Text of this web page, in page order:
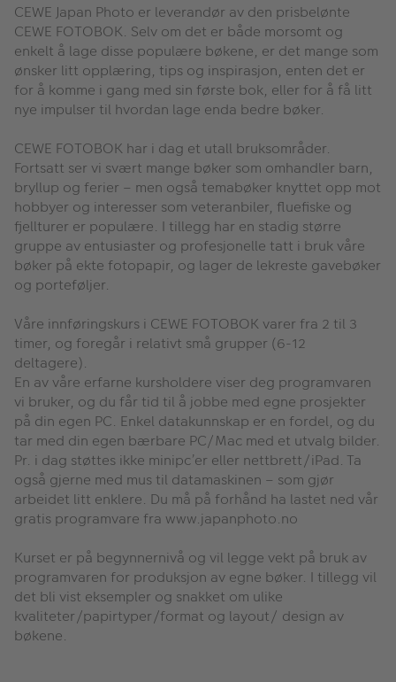
CEWE Japan Photo er leverandør av den prisbelønte
CEWE FOTOBOK. Selv om det er både morsomt og
enkelt å lage disse populære bøkene, er det mange som
ønsker litt opplæring, tips og inspirasjon, enten det er
for å komme i gang med sin første bok, eller for å få litt
nye impulser til hvordan lage enda bedre bøker.
CEWE FOTOBOK har i dag et utall bruksområder.
Fortsatt ser vi svært mange bøker som omhandler barn,
bryllup og ferier – men også temabøker knyttet opp mot
hobbyer og interesser som veteranbiler, fluefiske og
fjellturer er populære. I tillegg har en stadig større
gruppe av entusiaster og profesjonelle tatt i bruk våre
bøker på ekte fotopapir, og lager de lekreste gavebøker
og porteføljer.
Våre innføringskurs i CEWE FOTOBOK varer fra 2 til 3
timer, og foregår i relativt små grupper (6-12
deltagere).
En av våre erfarne kursholdere viser deg programvaren
vi bruker, og du får tid til å jobbe med egne prosjekter
på din egen PC. Enkel datakunnskap er en fordel, og du
tar med din egen bærbare PC/Mac med et utvalg bilder.
Pr. i dag støttes ikke minipc’er eller nettbrett/iPad. Ta
også gjerne med mus til datamaskinen – som gjør
arbeidet litt enklere. Du må på forhånd ha lastet ned vår
gratis programvare fra www.japanphoto.no
Kurset er på begynnernivå og vil legge vekt på bruk av
programvaren for produksjon av egne bøker. I tillegg vil
det bli vist eksempler og snakket om ulike
kvaliteter/papirtyper/format og layout/ design av
bøkene.